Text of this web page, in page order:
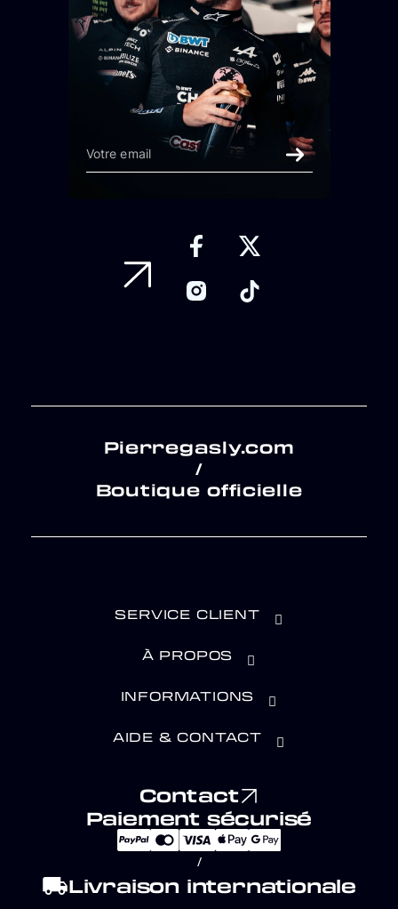
Pierregasly.com
/
Boutique officielle
SERVICE CLIENT
À PROPOS
INFORMATIONS
AIDE & CONTACT
Contact
Paiement sécurisé
/
local_shippingLivraison internationale